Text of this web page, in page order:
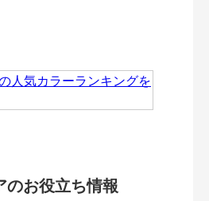
のお役立ち情報